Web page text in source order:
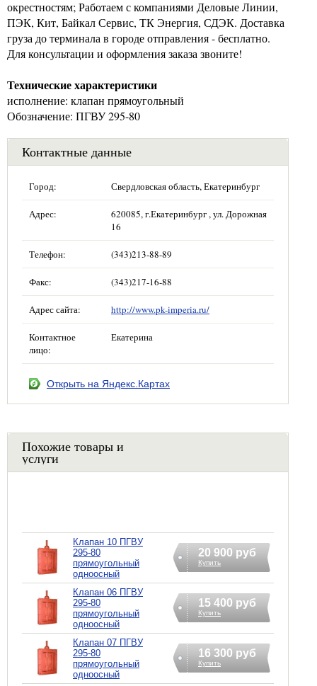
окрестностям; Работаем с компаниями Деловые Линии,
ПЭК, Кит, Байкал Сервис, ТК Энергия, СДЭК. Доставка
груза до терминала в городе отправления - бесплатно.
Для консультации и оформления заказа звоните!
Технические характеристики
исполнение: клапан прямоугольный
Обозначение: ПГВУ 295-80
Контактные данные
Город: Свердловская область, Екатеринбург
Адрес:
620085, г.Екатеринбург , ул. Дорожная
16
Телефон: (343)213-88-89
Факс: (343)217-16-88
Адрес сайта: http://www.pk-imperia.ru/
Контактное
лицо:
Екатерина
Открыть на Яндекс.Картах
Похожие товары и
услуги
Клапан 10 ПГВУ
295-80
прямоугольный
одноосный
20 900 руб
Купить
Клапан 06 ПГВУ
295-80
прямоугольный
одноосный
15 400 руб
Купить
Клапан 07 ПГВУ
295-80
прямоугольный
одноосный
16 300 руб
Купить